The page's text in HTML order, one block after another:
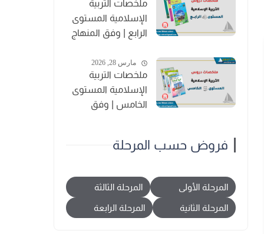
ملخصات التربية
الإسلامية المستوى
الرابع | وفق المنهاج
مارس 28, 2026
ملخصات التربية
الإسلامية المستوى
الخامس | وفق
فروض حسب المرحلة
المرحلة الأولى المرحلة الثالثة
المرحلة الثانية المرحلة الرابعة